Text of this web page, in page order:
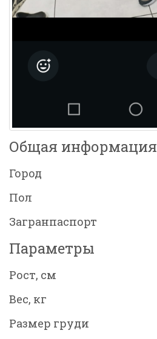
Общая информация
Город
Пол
Загранпаспорт
Параметры
Рост, см
Вес, кг
Размер груди